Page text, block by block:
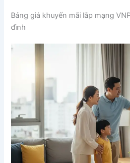
Bảng giá khuyến mãi lắp mạng
đình